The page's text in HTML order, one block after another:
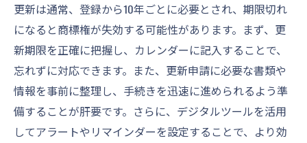
更新は通常、登録から10年ごとに必要とされ、期限切れ
になると商標権が失効する可能性があります。まず、更
新期限を正確に把握し、カレンダーに記入することで、
忘れずに対応できます。また、更新申請に必要な書類や
情報を事前に整理し、手続きを迅速に進められるよう準
備することが肝要です。さらに、デジタルツールを活用
してアラートやリマインダーを設定することで、より効